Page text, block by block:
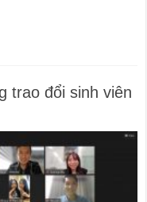
trao đổi sinh viên